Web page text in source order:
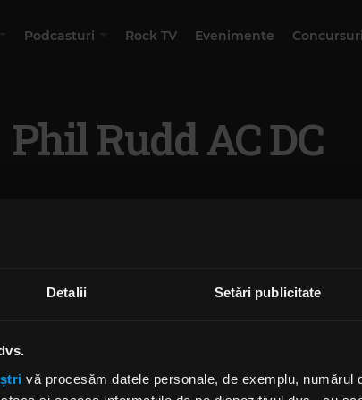
Detalii Setări publicitate
vă procesăm datele personale, de exemplu, numărul
Podcasturi Rock TV Evenimente Concursuri
Phil Rudd AC DC